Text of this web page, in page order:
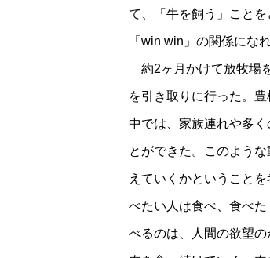
て、「牛を飼う」こと
「win win」の関係にな
約2ヶ月かけて放牧場
を引き取りに行った。
中では、家族連れや多
とができた。このよう
えていくかということ
べたい人は食べ、食べ
べるのは、人間の欲望